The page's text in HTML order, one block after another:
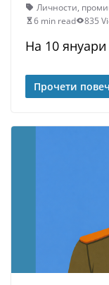
Личности,
6 min read
835
На 10
Прочети